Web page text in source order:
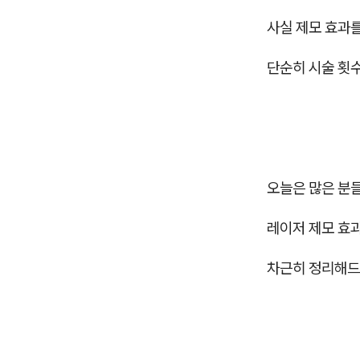
사실 제모 효과
단순히 시술 횟
오늘은 많은 분
레이저 제모 효
차근히 정리해